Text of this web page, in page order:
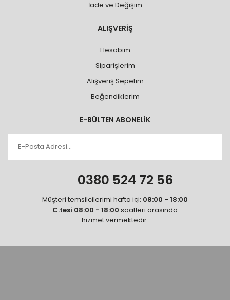
İade ve Değişim
ALIŞVERİŞ
Hesabım
Siparişlerim
Alışveriş Sepetim
Beğendiklerim
E-BÜLTEN ABONELİK
0380 524 72 56
Müşteri temsilcilerimi hafta içi: 08:00 - 18:00
C.tesi 08:00 - 18:00 saatleri arasında
hizmet vermektedir.